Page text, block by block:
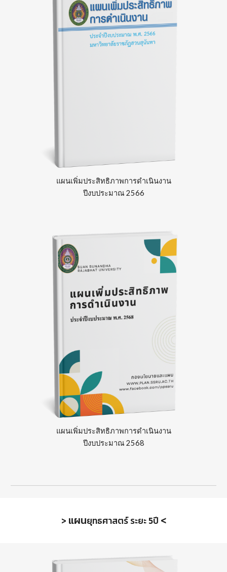
แผนเพิ่มประสิทธิภาพการดำเนินงาน
ปีงบประมาณ 2566
แผนเพิ่มประสิทธิภาพการดำเนินงาน
ปีงบประมาณ 2568
> แผนยุทธศาสตร์ ระยะ 5ปี <